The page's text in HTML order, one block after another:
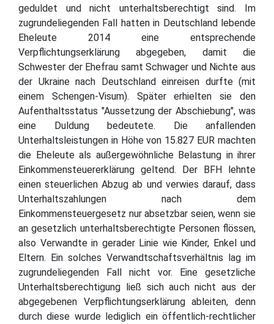
geduldet und nicht unterhaltsberechtigt sind. Im
zugrundeliegenden Fall hatten in Deutschland lebende
Eheleute 2014 eine entsprechende
Verpflichtungserklärung abgegeben, damit die
Schwester der Ehefrau samt Schwager und Nichte aus
der Ukraine nach Deutschland einreisen durfte (mit
einem Schengen-Visum). Später erhielten sie den
Aufenthaltsstatus "Aussetzung der Abschiebung", was
eine Duldung bedeutete. Die anfallenden
Unterhaltsleistungen in Höhe von 15.827 EUR machten
die Eheleute als außergewöhnliche Belastung in ihrer
Einkommensteuererklärung geltend. Der BFH lehnte
einen steuerlichen Abzug ab und verwies darauf, dass
Unterhaltszahlungen nach dem
Einkommensteuergesetz nur absetzbar seien, wenn sie
an gesetzlich unterhaltsberechtigte Personen flössen,
also Verwandte in gerader Linie wie Kinder, Enkel und
Eltern. Ein solches Verwandtschaftsverhältnis lag im
zugrundeliegenden Fall nicht vor. Eine gesetzliche
Unterhaltsberechtigung ließ sich auch nicht aus der
abgegebenen Verpflichtungserklärung ableiten, denn
durch diese wurde lediglich ein öffentlich-rechtlicher